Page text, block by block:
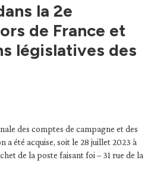
la 2e
de France et
législatives des
des comptes de campagne et des
a été acquise, soit le 28 juillet 2023 à
de la poste faisant foi – 31 rue de la